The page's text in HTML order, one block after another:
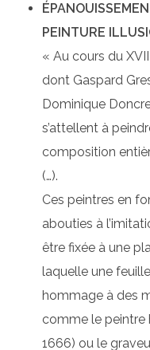
PEINTURE
« Au cours du
dont Gaspard
Dominique
s’attellent à
composition
(…).
Ces peintres en
abouties à
être fixée à une
laquelle une
hommage à des
comme le peintre
1666) ou le